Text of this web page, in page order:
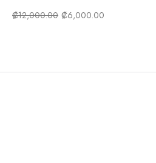
₡12,000.00 ₡6,000.00